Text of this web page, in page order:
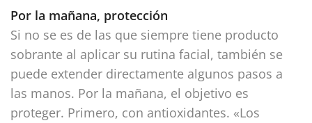
Por la mañana, protección
Si no se es de las que siempre tiene producto
sobrante al aplicar su rutina facial, también se
puede extender directamente algunos pasos a
las manos. Por la mañana, el objetivo es
proteger. Primero, con antioxidantes. «Los